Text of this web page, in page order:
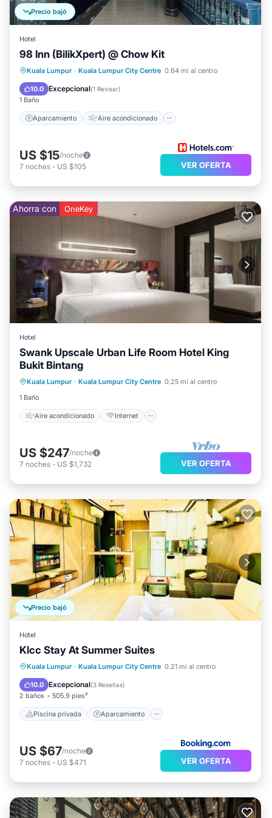
Precio bajó
Hotel
98 Inn (BilikXpert) @ Chow Kit
Kuala Lumpur · Kuala Lumpur City Centre 0.64 mi al centro
10.0 Excepcional(1 Revisar)
1 Baño
Aparcamiento Aire acondicionado
Aparcamiento
Aire acondicionado
Internet
Apto para niños
US $15/noche
7 noches - US $105 VER OFERTA
Ahorra con OneKey
Hotel
Swank Upscale Urban Life Room Hotel King
Bukit Bintang
Kuala Lumpur · Kuala Lumpur City Centre 0.25 mi al centro
1 Baño
Aire acondicionado Internet
Aire acondicionado
Apto para niños
Lavandería
US $247/noche
7 noches - US $1,732 VER OFERTA
Precio bajó
Hotel
Klcc Stay At Summer Suites
Kuala Lumpur · Kuala Lumpur City Centre 0.21 mi al centro
10.0 Excepcional(3 Reseñas)
2 baños 505.9 pies²
Piscina privada Aparcamiento
Piscina privada
Aparcamiento
Piscina
Vistas
US $67/noche
7 noches - US $471 VER OFERTA